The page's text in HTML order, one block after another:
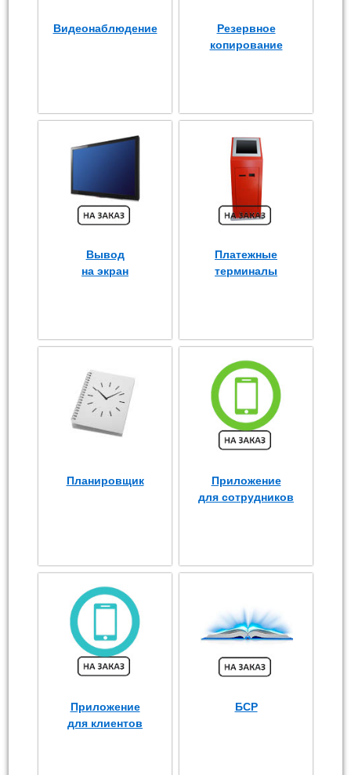
Видеонаблюдение
Резервное
копирование
Вывод
на экран
Платежные
терминалы
Планировщик
Приложение
для сотрудников
Приложение
для клиентов
БСР